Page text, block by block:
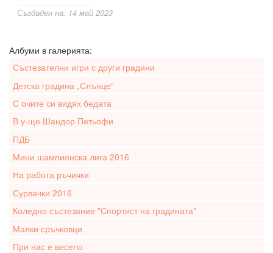
Създаден на: 14 май 2023
Албуми в галерията:
Състезателни игри с други градини
Детска градина „Слънце“
С очите си видях бедата
В у-ще Шандор Петьофи
ПДБ
Мини шампионска лига 2016
На работа ръчички
Сурвачки 2016
Коледно състезание "Спортист на градината"
Малки сръчковци
При нас е весело